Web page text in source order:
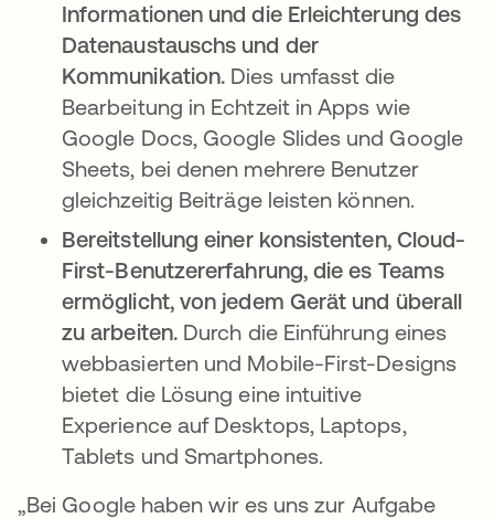
Informationen und die Erleichterung des
Datenaustauschs und der
Kommunikation. Dies umfasst die
Bearbeitung in Echtzeit in Apps wie
Google Docs, Google Slides und Google
Sheets, bei denen mehrere Benutzer
gleichzeitig Beiträge leisten können.
Bereitstellung einer konsistenten, Cloud-
First-Benutzererfahrung, die es Teams
ermöglicht, von jedem Gerät und überall
zu arbeiten.Durch die Einführung eines
webbasierten und Mobile-First-Designs
bietet die Lösung eine intuitive
Experience auf Desktops, Laptops,
Tablets und Smartphones.
„Bei Google haben wir es uns zur Aufgabe